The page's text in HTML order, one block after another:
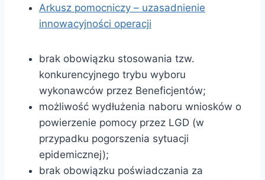
Arkusz pomocniczy – uzasadnienie
innowacyjności operacji
brak obowiązku stosowania tzw.
konkurencyjnego trybu wyboru
wykonawców przez Beneficjentów;
możliwość wydłużenia naboru wniosków o
powierzenie pomocy przez LGD (w
przypadku pogorszenia sytuacji
epidemicznej);
brak obowiązku poświadczania za